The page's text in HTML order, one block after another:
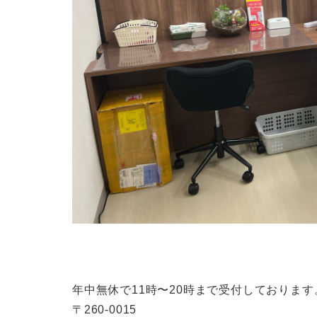
年中無休で11時〜20時まで受付しております
〒260-0015